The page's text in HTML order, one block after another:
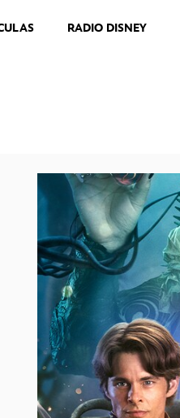
RADIO DISNEY